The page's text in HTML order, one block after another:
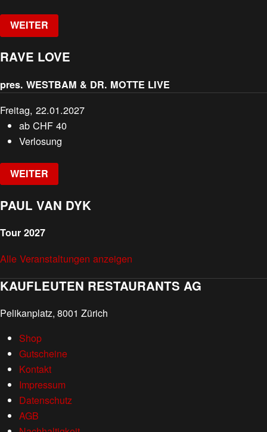
WEITER
RAVE LOVE
pres. WESTBAM & DR. MOTTE LIVE
Freitag, 22.01.2027
abCHF 40
Verlosung
WEITER
PAUL VAN DYK
Tour 2027
Alle Veranstaltungen anzeigen
KAUFLEUTEN RESTAURANTS AG
Pelikanplatz, 8001 Zürich
Shop
Gutscheine
Kontakt
Impressum
Datenschutz
AGB